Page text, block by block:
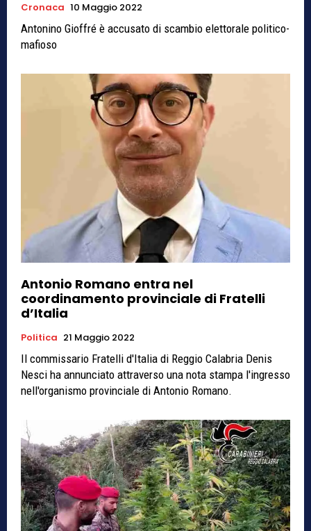
Cronaca 10 Maggio 2022
Antonino Gioffré è accusato di scambio elettorale politico-
mafioso
Antonio Romano entra nel
coordinamento provinciale di Fratelli
d’Italia
Politica 21 Maggio 2022
Il commissario Fratelli d'Italia di Reggio Calabria Denis
Nesci ha annunciato attraverso una nota stampa l'ingresso
nell'organismo provinciale di Antonio Romano.